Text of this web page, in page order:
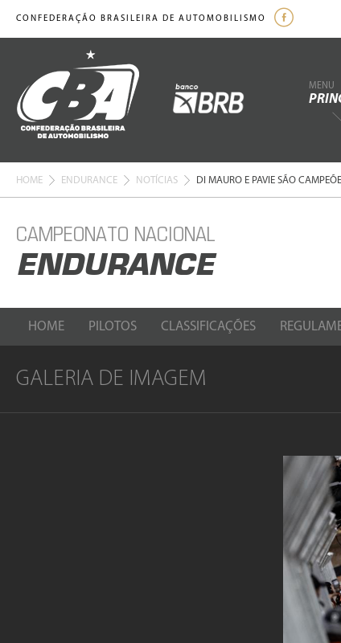
CONFEDERAÇÃO BRASILEIRA DE AUTOMOBILISMO
MENU
HOME ENDURANCE NOTÍCIAS DI MAURO E PAVIE SÃO
CAMPEONATO NACIONAL
ENDURANCE
HOME PILOTOS CLASSIFICAÇÕES
GALERIA DE IMAGEM